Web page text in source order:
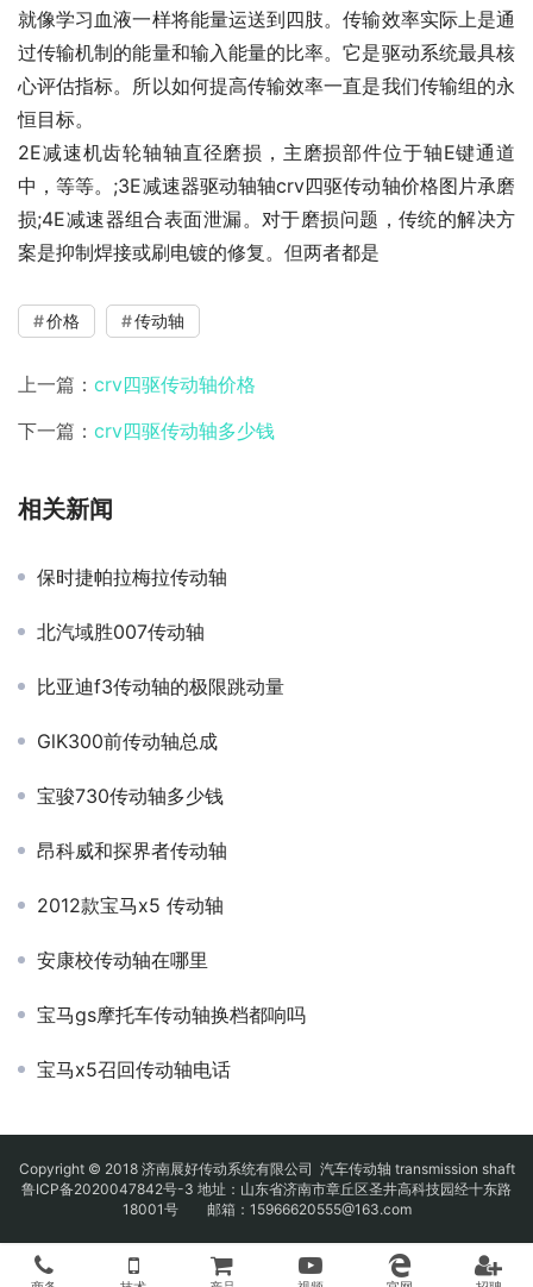
就像学习血液一样将能量运送到四肢。传输效率实际上是通
过传输机制的能量和输入能量的比率。它是驱动系统最具核
心评估指标。所以如何提高传输效率一直是我们传输组的永
恒目标。
2E减速机齿轮轴轴直径磨损，主磨损部件位于轴E键通道
中，等等。;3E减速器驱动轴轴crv四驱传动轴价格图片承磨
损;4E减速器组合表面泄漏。对于磨损问题，传统的解决方
案是抑制焊接或刷电镀的修复。但两者都是
价格 传动轴
上一篇： crv四驱传动轴价格
下一篇： crv四驱传动轴多少钱
相关新闻
保时捷帕拉梅拉传动轴
北汽域胜007传动轴
比亚迪f3传动轴的极限跳动量
GlK300前传动轴总成
宝骏730传动轴多少钱
昂科威和探界者传动轴
2012款宝马x5 传动轴
安康校传动轴在哪里
宝马gs摩托车传动轴换档都响吗
宝马x5召回传动轴电话
Copyright © 2018 济南展好传动系统有限公司 汽车传动轴 transmission shaft
鲁ICP备2020047842号-3 地址：山东省济南市章丘区圣井高科技园经十东路
18001号 邮箱：15966620555@163.com